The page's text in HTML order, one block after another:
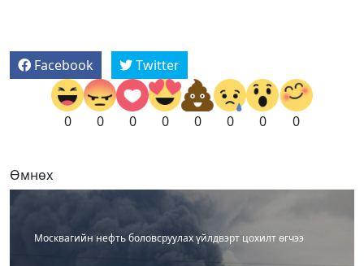
Facebook Twitter
0 0 0 0 0 0 0 0
Өмнөх
Москвагийн нефть боловсруулах үйлдвэрт цохилт өгчээ